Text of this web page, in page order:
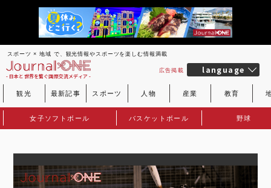
スポーツ × 地域 で、観光情報やスポーツを楽しむ情報満載
- 日本と世界を繋ぐ国際交流メディア -
広告掲載 language
観光 最新記事 スポーツ 人物 産業 教育
女子ソフトボール バスケットボール 野球